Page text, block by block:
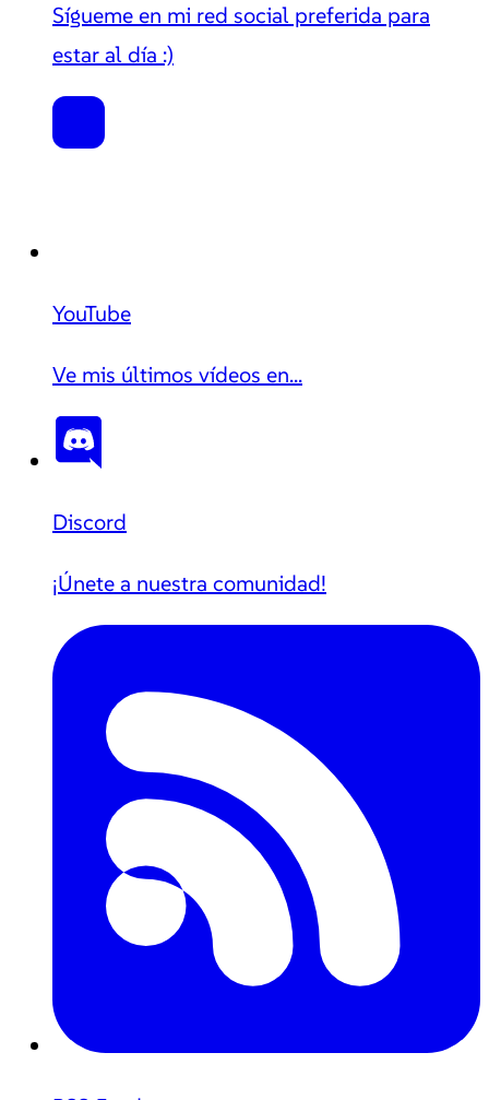
Sígueme en mi red social preferida para
estar al día :)
YouTube
Ve mis últimos vídeos en...
Discord
¡Únete a nuestra comunidad!